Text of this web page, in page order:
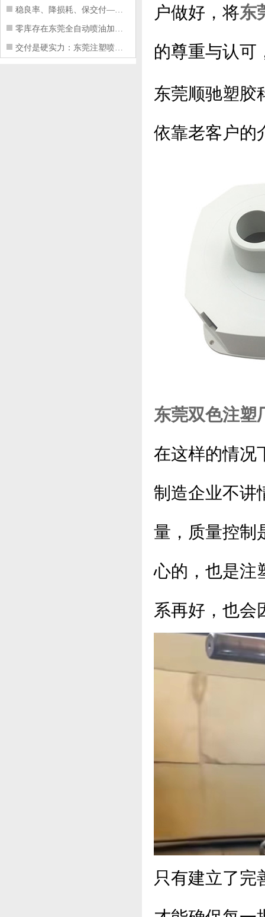
稳良率、降损耗、保交付——东莞这家U
零库存在东莞全自动喷油加工厂不可行的
交付是硬实力：东莞注塑喷油厂如何用齐
户做好，将东
的尊重与认可
东莞顺驰塑胶
依靠老客户的
东莞双色注塑
在这样的情况
制造企业不讲
量，质量控制
心的，也是注
系再好，也会
只有建立了完